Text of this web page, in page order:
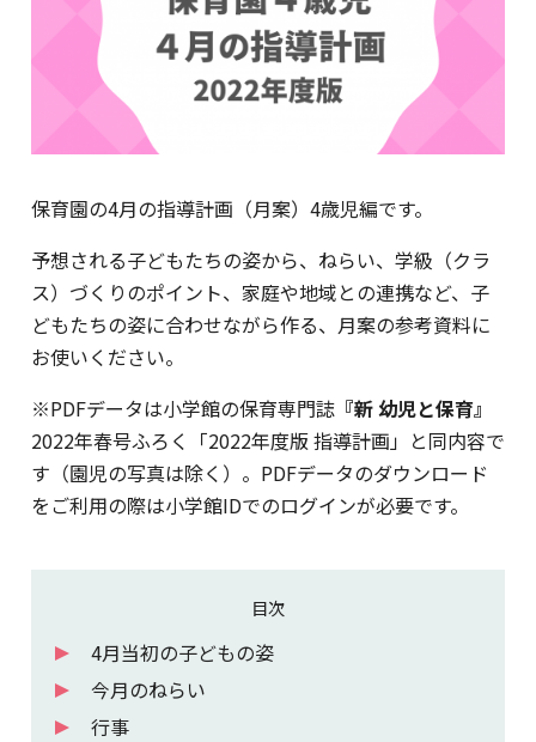
保育園の4月の指導計画（月案）4歳児編です。
予想される子どもたちの姿から、ねらい、学級（クラ
ス）づくりのポイント、家庭や地域との連携など、子
どもたちの姿に合わせながら作る、月案の参考資料に
お使いください。
※PDFデータは小学館の保育専門誌 『新 幼児と保育』
2022年春号ふろく「2022年度版 指導計画」と同内容で
す（園児の写真は除く）。PDFデータのダウンロード
をご利用の際は小学館IDでのログインが必要です。
目次
4月当初の子どもの姿
今月のねらい
行事